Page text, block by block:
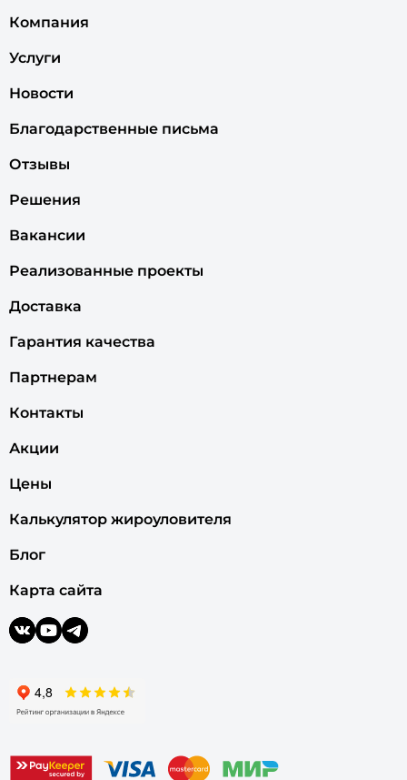
Компания
Услуги
Новости
Благодарственные письма
Отзывы
Решения
Вакансии
Реализованные проекты
Доставка
Гарантия качества
Партнерам
Контакты
Акции
Цены
Калькулятор жироуловителя
Блог
Карта сайта